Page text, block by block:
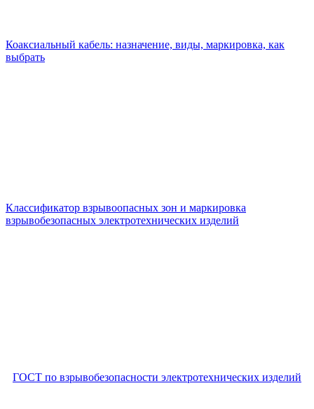
Коаксиальный кабель: назначение, виды, маркировка, как
выбрать
Классификатор взрывоопасных зон и маркировка
взрывобезопасных электротехнических изделий
ГОСТ по взрывобезопасности электротехнических изделий